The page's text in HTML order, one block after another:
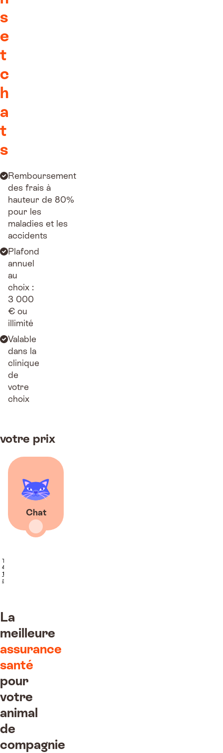
s
e
t
c
h
a
t
s
Remboursement
des frais à
hauteur de 80%
pour les
maladies et les
accidents
Plafond
annuel
au
choix :
3 000
€ ou
illimité
Valable
dans la
clinique
de
votre
choix
prix
Chat
La
meilleure
assurance
santé
pour
votre
animal
de
compagnie